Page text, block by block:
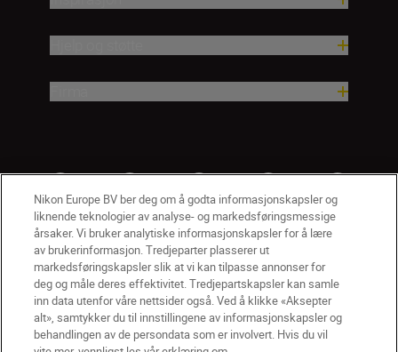
NO Nikon Sites
Nikon Europe BV ber deg om å godta informasjonskapsler og
liknende teknologier av analyse- og markedsføringsmessige
årsaker. Vi bruker analytiske informasjonskapsler for å lære
av brukerinformasjon. Tredjeparter plasserer ut
markedsføringskapsler slik at vi kan tilpasse annonser for
deg og måle deres effektivitet. Tredjepartskapsler kan samle
inn data utenfor våre nettsider også. Ved å klikke «Aksepter
alt», samtykker du til innstillingene av informasjonskapsler og
behandlingen av de persondata som er involvert. Hvis du vil